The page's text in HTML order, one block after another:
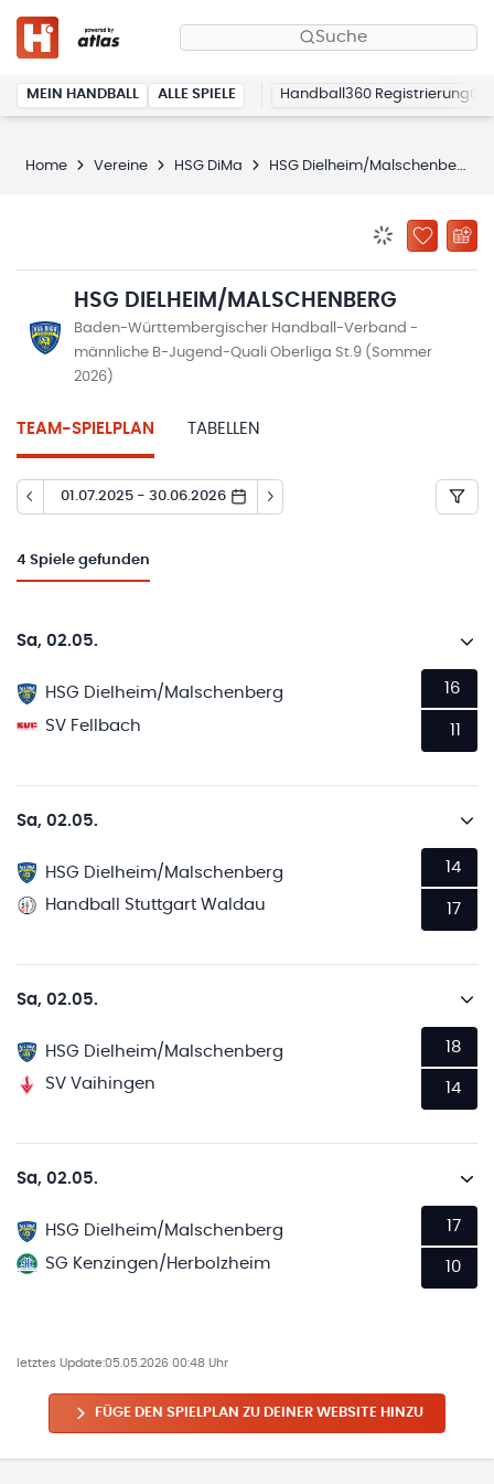
Suche
MEIN HANDBALL ALLE SPIELE Handball360 Registrierung
Home Vereine HSG DiMa HSG Dielheim/Malschenberg
ZU
HSG DIELHEIM/MALSCHENBERG
Baden-Württembergischer Handball-Verband -
männliche B-Jugend-Quali Oberliga St.9 (Sommer
2026)
TEAM-SPIELPLAN TABELLEN
01.07.2025 - 30.06.2026
4 Spiele gefunden
Sa, 02.05.
HSG Dielheim/Malschenberg
SV Fellbach
16
11
Sa, 02.05.
HSG Dielheim/Malschenberg
Handball Stuttgart Waldau
14
17
Sa, 02.05.
HSG Dielheim/Malschenberg
SV Vaihingen
18
14
Sa, 02.05.
HSG Dielheim/Malschenberg
SG Kenzingen/Herbolzheim
17
10
letztes Update:05.05.2026 00:48 Uhr
FÜGE DEN SPIELPLAN ZU DEINER WEBSITE HINZU